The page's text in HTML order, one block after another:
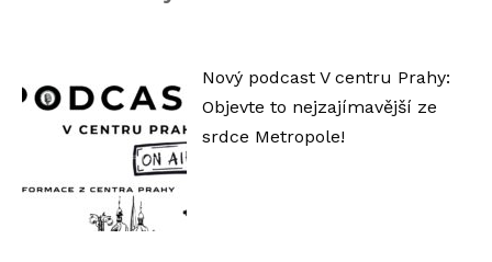
Nový podcast V centru Prahy:
Objevte to nejzajímavější ze
srdce Metropole!